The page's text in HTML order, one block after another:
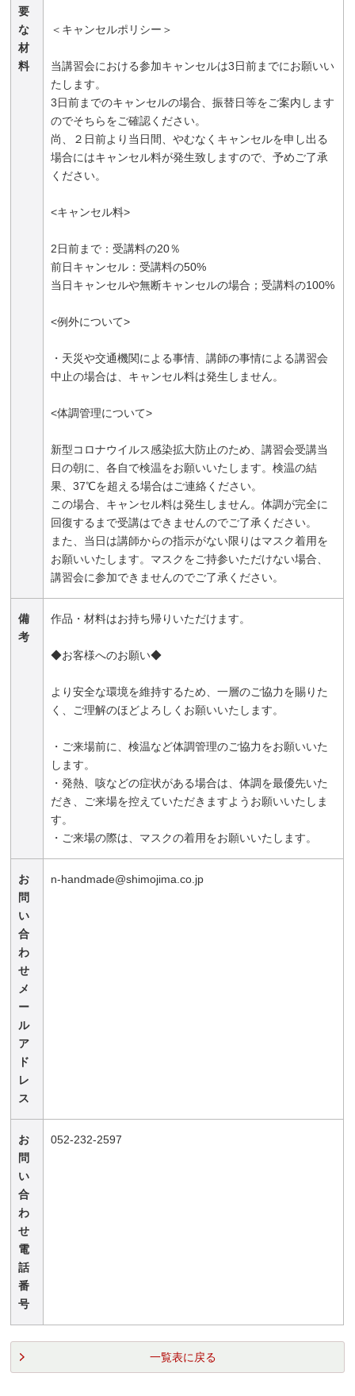
要
な
材
料
＜キャンセルポリシー＞
当講習会における参加キャンセルは3日前までにお願いい
たします。
3日前までのキャンセルの場合、振替日等をご案内します
のでそちらをご確認ください。
尚、２日前より当日間、やむなくキャンセルを申し出る
場合にはキャンセル料が発生致しますので、予めご了承
ください。
<キャンセル料>
2日前まで：受講料の20％
前日キャンセル：受講料の50%
当日キャンセルや無断キャンセルの場合；受講料の100%
<例外について>
・天災や交通機関による事情、講師の事情による講習会
中止の場合は、キャンセル料は発生しません。
<体調管理について>
新型コロナウイルス感染拡大防止のため、講習会受講当
日の朝に、各自で検温をお願いいたします。検温の結
果、37℃を超える場合はご連絡ください。
この場合、キャンセル料は発生しません。体調が完全に
回復するまで受講はできませんのでご了承ください。
また、当日は講師からの指示がない限りはマスク着用を
お願いいたします。マスクをご持参いただけない場合、
講習会に参加できませんのでご了承ください。
備
考
作品・材料はお持ち帰りいただけます。
◆お客様へのお願い◆
より安全な環境を維持するため、一層のご協力を賜りた
く、ご理解のほどよろしくお願いいたします。
・ご来場前に、検温など体調管理のご協力をお願いいた
します。
・発熱、咳などの症状がある場合は、体調を最優先いた
だき、ご来場を控えていただきますようお願いいたしま
す。
・ご来場の際は、マスクの着用をお願いいたします。
お
問
い
合
わ
せ
メ
ー
ル
ア
ド
レ
ス
n-handmade@shimojima.co.jp
お
問
い
合
わ
せ
電
話
番
号
052-232-2597
一覧表に戻る